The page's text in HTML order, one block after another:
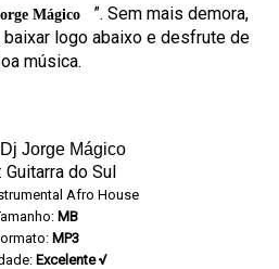
Mágico
”. Sem mais demora,
logo abaixo e desfrute de
música.
Jorge Mágico
Guitarra do Sul
Afro House
MB
MP3
Excelente √